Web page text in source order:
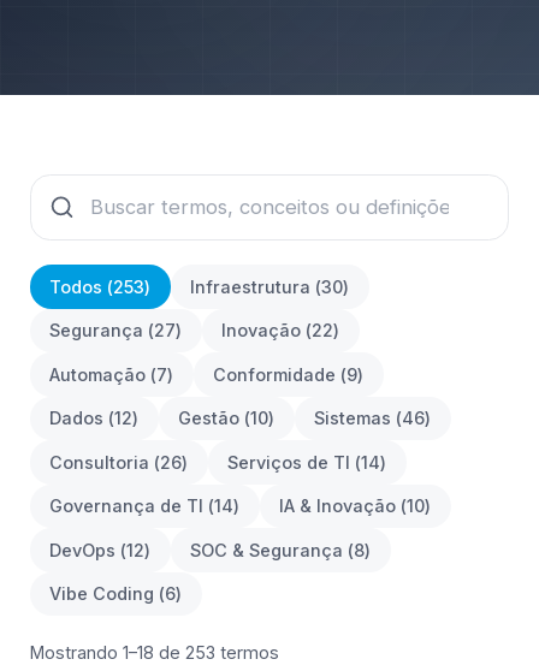
Todos (253) Infraestrutura (30)
Segurança (27) Inovação (22)
Automação (7) Conformidade (9)
Dados (12) Gestão (10) Sistemas (46)
Consultoria (26) Serviços de TI (14)
Governança de TI (14) IA & Inovação (10)
DevOps (12) SOC & Segurança (8)
Vibe Coding (6)
Mostrando 1–18 de 253 termos